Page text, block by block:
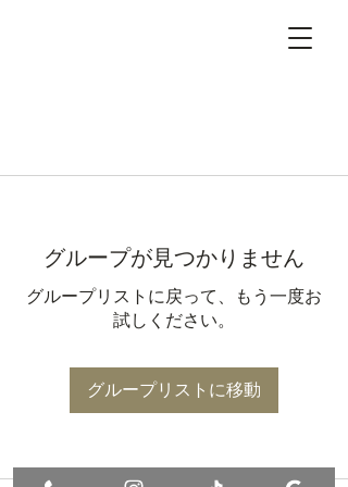
グループが見つかりません
グループリストに戻って、もう一度お
試しください。
グループリストに移動